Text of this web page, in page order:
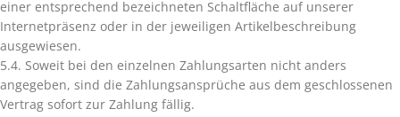
einer entsprechend bezeichneten Schaltfläche auf unserer
Internetpräsenz oder in der jeweiligen Artikelbeschreibung
ausgewiesen.
5.4. Soweit bei den einzelnen Zahlungsarten nicht anders
angegeben, sind die Zahlungsansprüche aus dem geschlossenen
Vertrag sofort zur Zahlung fällig.